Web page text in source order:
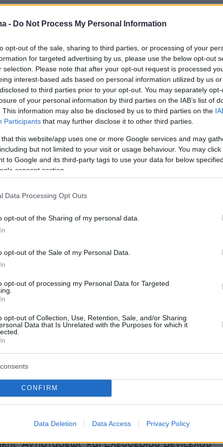
- Do Not Process My Personal Information
opt-out of the sale, sharing to third parties, or processing of your
for targeted advertising by us, please use the below opt-out
selection. Please note that after your opt-out request is processed
interest-based ads based on personal information utilized by us
to third parties prior to your opt-out. You may separately
of your personal information by third parties on the IAB’s list of
This information may also be disclosed by us to third parties on the
Participants that may further disclose it to other third parties.
that this website/app uses one or more Google services and may
but not limited to your visit or usage behaviour. You may
to Google and its third-party tags to use your data for below
consent section.
Data Processing Opt Outs
opt-out of the Sharing of my personal data.
opt-out of the Sale of my Personal Data.
opt-out of processing my Personal Data for Targeted
opt-out of Collection, Use, Retention, Sale, and/or Sharing
Data that Is Unrelated with the Purposes for which it
CONFIRM
Data Deletion Data Access Privacy Policy
εξοπλισμό του, την ανακατασκευή του
δικαστικού Μεγάρου Ρεθύμνου, τη
καθώς και τη συντήρησή του.
αρχές του «βιοκλιματικού σχεδιασμού»
του δικαστικούΜεγάρου Ηρακλείου
του δικαστικού Μέγαρο
πληρούν τις αρχές του «βιοκλιματικού
Δηλαδή, θα να είναι μηδενικής
ενέργειας, θα έχουν μηδενικό
αποτύπωμα, με άριστη ενεργειακή
στην εξοικονόμηση κατανάλωσης
προβλέπεται παράλληλα η χρήση
ηλεκτρικής ενέργειας από Ανανεώσιμες
(ΑΠΕ).
με την ανακοίνωση, θα παρέχουν
για το προσωπικό και τους
των δύο δικαστικών Μεγάρων, σε κάθε πιθανή
αλλά θα παρέχουν και πλήρη
στα
η ανέγερση του νέου δικαστικού Μεγάρου,
σε οικόπεδο που βρίσκεται ανατολικά του
πόλης, κοντά στο λιμάνι και μεταξύ της
βρίσκεται στην συμβολή των Λεωφόρων
Αντιστάσεως και Ελευθερίου Βενιζέλου